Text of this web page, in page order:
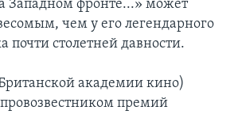
Западном фронте...» может
чем у его легендарного
почти столетней давности.
академии кино)
премий